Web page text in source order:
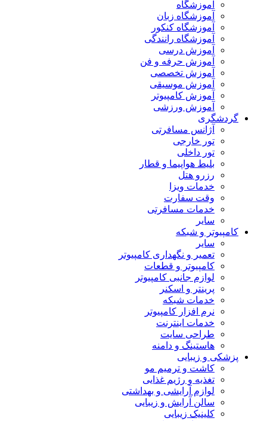
آموزشگاه
آموزشگاه زبان
آموزشگاه کنکور
آموزشگاه رانندگی
آموزش درسی
آموزش حرفه و فن
آموزش تخصصی
آموزش موسیقی
آموزش کامپیوتر
آموزش ورزشی
گردشگری
آژانس مسافرتی
تور خارجی
تور داخلی
بلیط هواپیما و قطار
رزرو هتل
خدمات ویزا
وقت سفارت
خدمات مسافرتی
سایر
کامپیوتر و شبکه
سایر
تعمیر و نگهداری کامپیوتر
کامپیوتر و قطعات
لوازم جانبی کامپیوتر
پرینتر و اسکنر
خدمات شبکه
نرم افزار کامپیوتر
خدمات اینترنت
طراحی سایت
هاستینگ و دامنه
پزشکی و زیبایی
کاشت و ترمیم مو
تغذیه و رژیم غذایی
لوازم آرایشی و بهداشتی
سالن آرایش و زیبایی
کلینیک زیبایی